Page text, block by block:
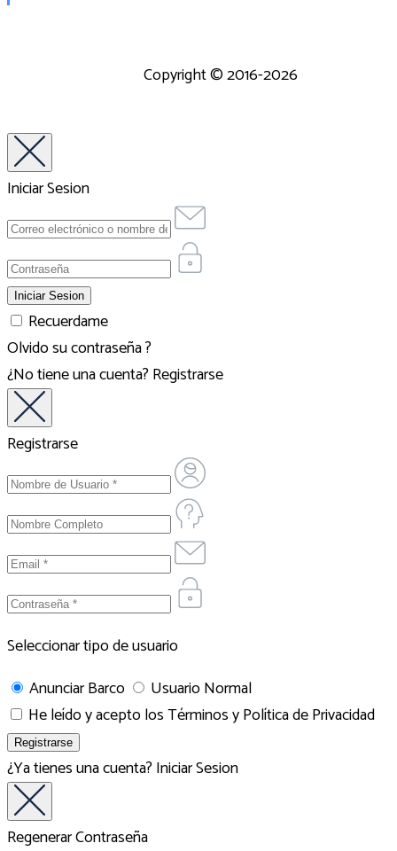
Copyright © 2016-2026
Iniciar Sesion
Recuerdame
Olvido su contraseña ?
¿No tiene una cuenta? Registrarse
Registrarse
Seleccionar tipo de usuario
Anunciar Barco
Usuario Normal
He leído y acepto losTérminos y Política de Privacidad
¿Ya tienes una cuenta? Iniciar Sesion
Regenerar Contraseña